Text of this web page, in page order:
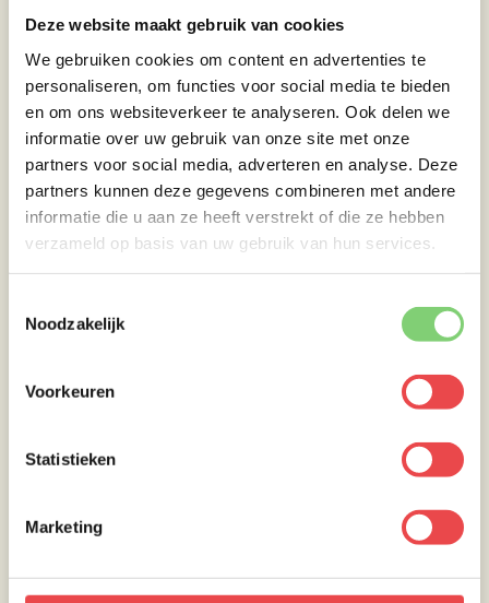
Deze website maakt gebruik van cookies
We gebruiken cookies om content en advertenties te
personaliseren, om functies voor social media te bieden
en om ons websiteverkeer te analyseren. Ook delen we
informatie over uw gebruik van onze site met onze
partners voor social media, adverteren en analyse. Deze
partners kunnen deze gegevens combineren met andere
informatie die u aan ze heeft verstrekt of die ze hebben
verzameld op basis van uw gebruik van hun services.
Noodzakelijk
Voorkeuren
Statistieken
Marketing
gewenste positie bereikt knoop dan het
touwtje, en draai bij het knopen het touw 2 x
over elkaar heen. Dit zorgt er voor dat
wanneer je het touw aantrekt, het mooi strak
blijft zitten als je de knoop gaat leggen. (dikke
tip van NOSKOS)
Leg om de 1 tot 1,5 cm een knoopje.